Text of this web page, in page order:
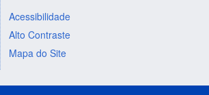
Acessibilidade
Alto Contraste
Mapa do Site